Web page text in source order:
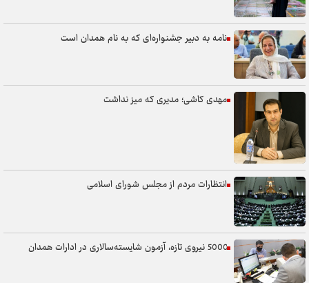
نامه به دبیر جشنواره‌ای که به نام همدان است
مهدی کاشی؛ مدیری که میز نداشت
انتظارات مردم از مجلس شورای اسلامی
5000 نیروی تازه، آزمون شایسته‌سالاری در ادارات همدان